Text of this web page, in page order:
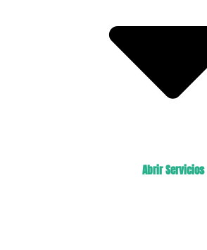
Abrir Servicios